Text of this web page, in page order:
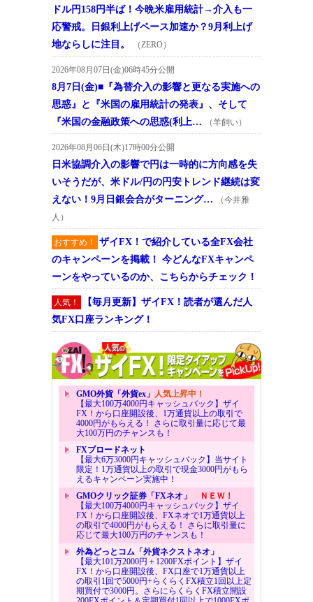
ドル円158円半ば！今晩米雇用統計→介入も一
応警戒。日銀利上げペース加速か？9月利上げ
地ならしに注目。
（ZERO）
2026年08月07日(金)06時45分公開
8月7日(金)■『為替介入の影響と更なる実施への
思惑』と『米国の雇用統計の発表』、そして
『米国の金融政策への思惑(利上…
（羊飼い）
2026年08月06日(木)17時00分公開
日米協調介入の影響で円は一時的に方向感を失
いそうだが、米ドル/円の円安トレンド継続は変
えない！9月日銀会合がターニング…
（今井雅
人）
おすすめ！
ザイFX！で紹介している全FX会社
のキャンペーンを掲載！ 今どんなFXキャンペ
ーンをやっているのか、こちらからチェック！
人気！
【毎月更新】ザイFX！読者が選んだ人
気FX口座ランキング！
GMO外貨「外貨ex」 人気上昇中！
【最大100万4000円キャッシュバック】ザイ
FX！から口座開設後、1万通貨以上の取引で
4000円がもらえる！ さらに取引量に応じて最
大100万円のチャンスも！
FXブロードネット
【最大6万3000円キャッシュバック】当サイト
限定！1万通貨以上の取引で現金3000円がもら
えるキャンペーン実施中！
GMOクリック証券「FXネオ」
ＮＥＷ！
【最大100万4000円キャッシュバック】ザイ
FX！から口座開設後、FXネオで1万通貨以上
の取引で4000円がもらえる！ さらに取引量に
応じて最大100万円のチャンスも！
外為どっとコム「外貨ネクストネオ」
【最大101万2000円＋1200FXポイント】ザイ
FX！から口座開設後、FX口座で1万通貨以上
の取引1回で5000円+らくらくFX積立1回以上定
期買付で3000円。さらにらくらくFX積立開設